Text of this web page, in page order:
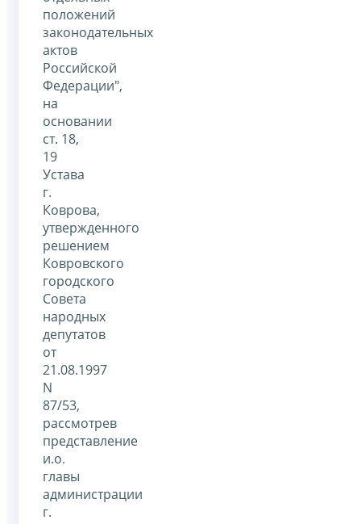
положений
законодательных
актов
Российской
Федерации",
на
основании
ст. 18,
19
Устава
г.
Коврова,
утвержденного
решением
Ковровского
городского
Совета
народных
депутатов
от
21.08.1997
N
87/53,
рассмотрев
представление
и.о.
главы
администрации
г.